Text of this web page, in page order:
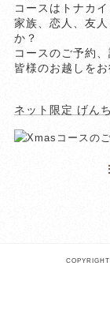
コースはトナカ
家族、恋人、友
か？
コースのご予約
皆様のお越しを
ネット限定 げん